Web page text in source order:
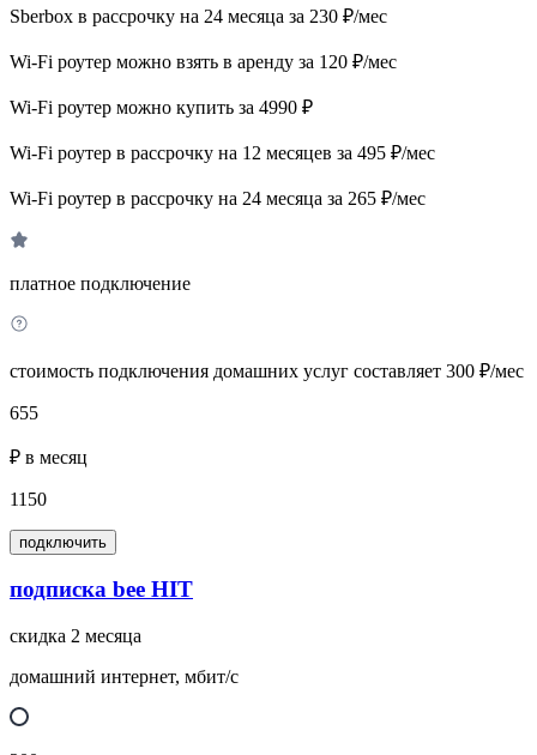
Sberbox в рассрочку на 24 месяца за 230 ₽/мес
Wi-Fi роутер можно взять в аренду за 120 ₽/мес
Wi-Fi роутер можно купить за 4990 ₽
Wi-Fi роутер в рассрочку на 12 месяцев за 495 ₽/мес
Wi-Fi роутер в рассрочку на 24 месяца за 265 ₽/мес
платное подключение
стоимость подключения домашних услуг составляет 300 ₽/мес
655
₽ в месяц
1150
подключить
подписка bee HIT
скидка 2 месяца
домашний интернет, мбит/с